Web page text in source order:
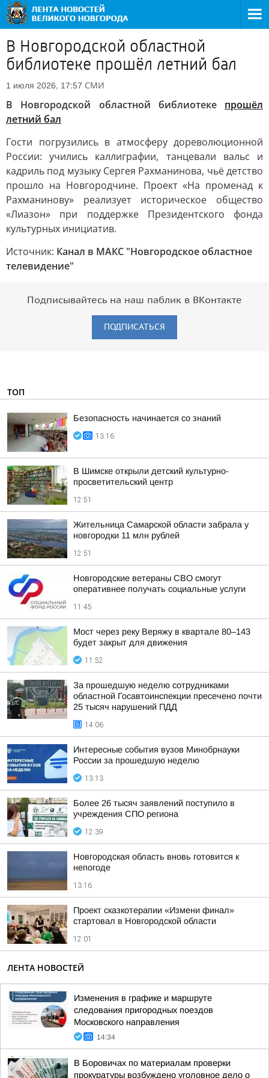
В Новгородской областной
библиотеке прошёл летний бал
1 июля 2026, 17:57 СМИ
В Новгородской областной библиотеке прошёл
летний бал
Гости погрузились в атмосферу дореволюционной
России: учились каллиграфии, танцевали вальс и
кадриль под музыку Сергея Рахманинова, чьё детство
прошло на Новгородчине. Проект «На променад к
Рахманинову» реализует историческое общество
«Лиазон» при поддержке Президентского фонда
культурных инициатив.
Источник: Канал в МАКС "Новгородское областное
телевидение"
Подписывайтесь на наш паблик в ВКонтакте
ПОДПИСАТЬСЯ
ТОП
Безопасность начинается со знаний
13:16
В Шимске открыли детский культурно-
просветительский центр
12:51
Жительница Самарской области забрала у
новгородки 11 млн рублей
12:51
Новгородские ветераны СВО смогут
оперативнее получать социальные услуги
11:45
Мост через реку Веряжу в квартале 80–143
будет закрыт для движения
11:52
За прошедшую неделю сотрудниками
областной Госавтоинспекции пресечено почти
25 тысяч нарушений ПДД
14:06
Интересные события вузов Минобрнауки
России за прошедшую неделю
13:13
Более 26 тысяч заявлений поступило в
учреждения СПО региона
12:39
Новгородская область вновь готовится к
непогоде
13:16
Проект сказкотерапии «Измени финал»
стартовал в Новгородской области
12:01
ЛЕНТА НОВОСТЕЙ
Изменения в графике и маршруте
следования пригородных поездов
Московского направления
14:34
В Боровичах по материалам проверки
прокуратуры возбуждено уголовное дело о